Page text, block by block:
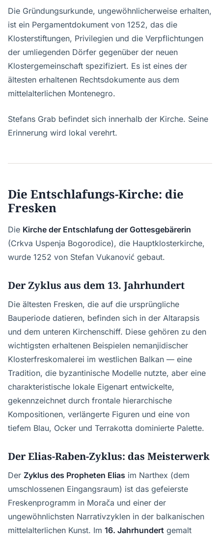
Die Gründungsurkunde, ungewöhnlicherweise erhalten,
ist ein Pergamentdokument von 1252, das die
Klosterstiftungen, Privilegien und die Verpflichtungen
der umliegenden Dörfer gegenüber der neuen
Klostergemeinschaft spezifiziert. Es ist eines der
ältesten erhaltenen Rechtsdokumente aus dem
mittelalterlichen Montenegro.
Stefans Grab befindet sich innerhalb der Kirche. Seine
Erinnerung wird lokal verehrt.
Die Entschlafungs-Kirche: die
Fresken
Die Kirche der Entschlafung der Gottesgebärerin
(Crkva Uspenja Bogorodice), die Hauptklosterkirche,
wurde 1252 von Stefan Vukanović gebaut.
Der Zyklus aus dem 13. Jahrhundert
Die ältesten Fresken, die auf die ursprüngliche
Bauperiode datieren, befinden sich in der Altarapsis
und dem unteren Kirchenschiff. Diese gehören zu den
wichtigsten erhaltenen Beispielen nemanjidischer
Klosterfreskomalerei im westlichen Balkan — eine
Tradition, die byzantinische Modelle nutzte, aber eine
charakteristische lokale Eigenart entwickelte,
gekennzeichnet durch frontale hierarchische
Kompositionen, verlängerte Figuren und eine von
tiefem Blau, Ocker und Terrakotta dominierte Palette.
Der Elias-Raben-Zyklus: das Meisterwerk
Der Zyklus des Propheten Elias im Narthex (dem
umschlossenen Eingangsraum) ist das gefeierste
Freskenprogramm in Morača und einer der
ungewöhnlichsten Narrativzyklen in der balkanischen
mittelalterlichen Kunst. Im 16. Jahrhundert gemalt